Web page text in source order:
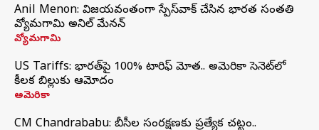
Anil Menon: విజయవంతంగా స్పేస్‌వాక్‌ చేసిన భారత సంతతి
వ్యోమగామి అనిల్‌ మేనన్
వ్యోమగామి
US Tariffs: భారత్‌పై 100% టారిఫ్‌ మోత.. అమెరికా సెనెట్‌లో
కీలక బిల్లుకు ఆమోదం
అమెరికా
CM Chandrababu: బీసీల సంరక్షణకు ప్రత్యేక చట్టం..